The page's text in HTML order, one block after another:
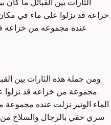
الثارات بين القبائل ما
خزاعه قد نزلوا على ماء في مكان
عنده مجموعه من خزاعه
ومن جملة هذه الثارات بين
مجموعة من خزاعه قد نزلوا
الماء الوتير نزلت عنده
سري خفي بالرجال والسلاح